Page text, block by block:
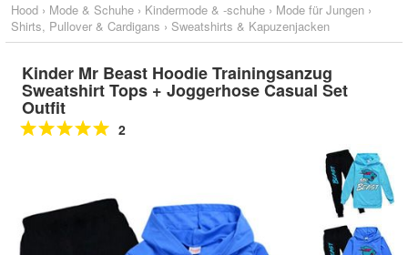
Hood › Mode & Schuhe › Kindermode & -schuhe › Mode für Jungen ›
Shirts, Pullover & Cardigans › Sweatshirts & Kapuzenjacken
Kinder Mr Beast Hoodie Trainingsanzug
Sweatshirt Tops + Joggerhose Casual Set
Outfit
2